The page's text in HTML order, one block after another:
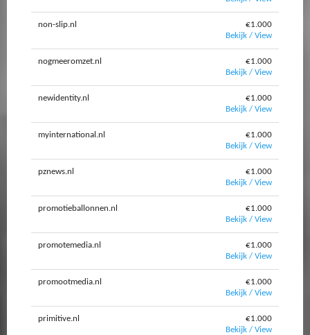
non-slip.nl
€1.000
Bekijk / View
nogmeeromzet.nl
€1.000
Bekijk / View
newidentity.nl
€1.000
Bekijk / View
myinternational.nl
€1.000
Bekijk / View
pznews.nl
€1.000
Bekijk / View
promotieballonnen.nl
€1.000
Bekijk / View
promotemedia.nl
€1.000
Bekijk / View
promootmedia.nl
€1.000
Bekijk / View
primitive.nl
€1.000
Bekijk / View